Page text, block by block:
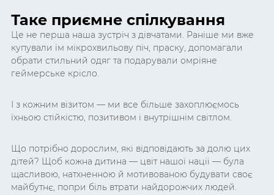
Таке приємне спілкування
Це не перша наша зустріч з дівчатами. Раніше ми вже
купували їм мікрохвильову піч, праску, допомагали
обрати стильний одяг та подарували омріяне
геймерське крісло.
І з кожним візитом — ми все більше захоплюємось
їхньою стійкістю, позитивом і внутрішнім світлом.
Що потрібно дорослим, які відповідають за долю цих
дітей? Щоб кожна дитина — цвіт нашої нації — була
щасливою, натхненною й мотивованою будувати своє
майбутнє, попри біль втрати найдорожчих людей.